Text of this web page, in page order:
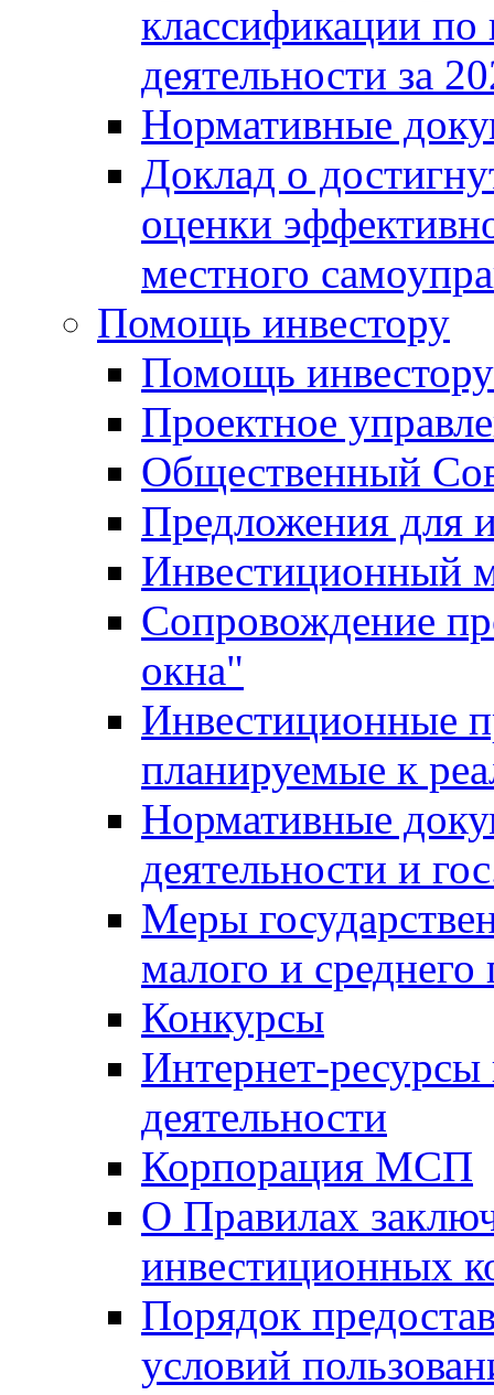
классификации
деятельности за
Нормативные
Доклад о
оценки
местного
Помощь инвестору
Помощь инвестору
Проектное
Общественный
Предложения для
Инвестиционный
Сопровождение
окна"
Инвестиционные
планируемые к
Нормативные
деятельности и
Меры
малого и среднего
Конкурсы
Интернет-
деятельности
Корпорация МСП
О Правилах
инвестиционных
Порядок
условий